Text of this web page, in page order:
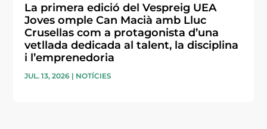
La primera edició del Vespreig UEA
Joves omple Can Macià amb Lluc
Crusellas com a protagonista d’una
vetllada dedicada al talent, la disciplina
i l’emprenedoria
JUL. 13, 2026 | NOTÍCIES